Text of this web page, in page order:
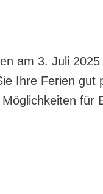
am 3. Juli
Ihre Ferien gut
für